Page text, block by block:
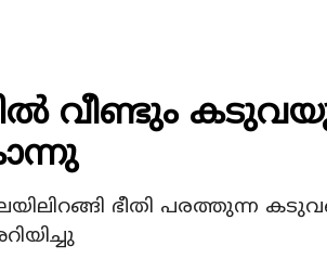
വീണ്ടും
ഭീതി പരത്തുന്ന